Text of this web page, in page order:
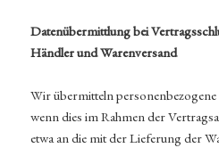
Datenübermittlung bei
Händler und Warenversand
Wir übermitteln
wenn dies im Rahmen der
etwa an die mit der Lieferung der